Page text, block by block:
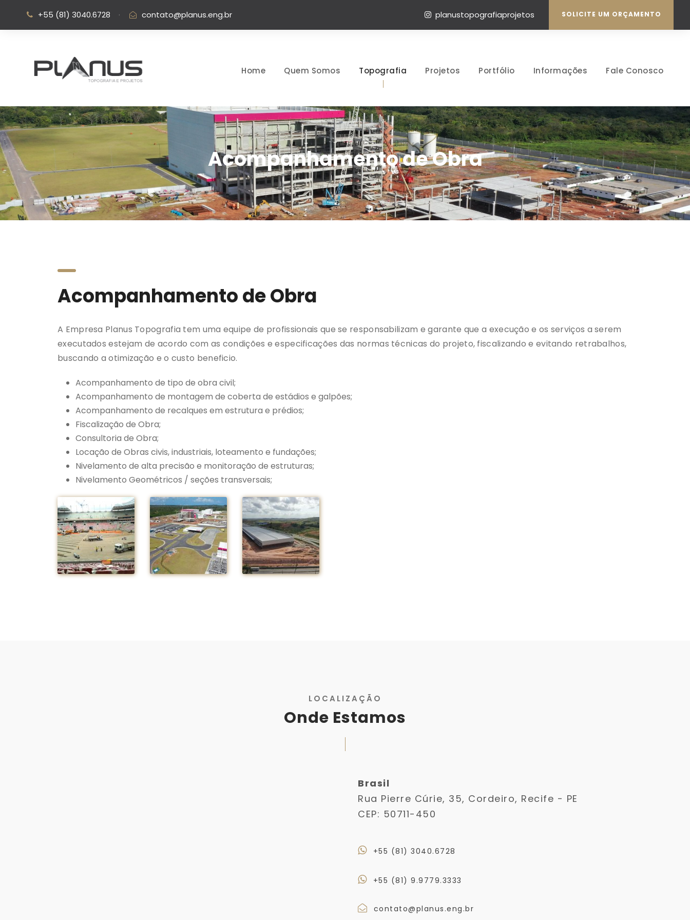
+55 (81) 3040.6728 · contato@planus.eng.br SOLICITE UM ORÇAMENTO
planustopografiaprojetos
Home Quem Somos Topografia Projetos Portfólio Informações Fale Conosco
Acompanhamento de Obra
Acompanhamento de Obra
A Empresa Planus Topografia tem uma equipe de profissionais que se responsabilizam e garante que a execução e os serviços a serem
executados estejam de acordo com as condições e especificações das normas técnicas do projeto, fiscalizando e evitando retrabalhos,
buscando a otimização e o custo beneficio.
Acompanhamento de tipo de obra civil;
Acompanhamento de montagem de coberta de estádios e galpões;
Acompanhamento de recalques em estrutura e prédios;
Fiscalização de Obra;
Consultoria de Obra;
Locação de Obras civis, industriais, loteamento e fundações;
Nivelamento de alta precisão e monitoração de estruturas;
Nivelamento Geométricos / seções transversais;
LOCALIZAÇÃO
Onde Estamos
Brasil
Rua Pierre Cúrie, 35, Cordeiro, Recife - PE
CEP: 50711-450
+55 (81) 3040.6728
+55 (81) 9.9779.3333
contato@planus.eng.br